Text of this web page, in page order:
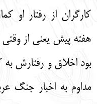
کارگران از رفتار او
هفته پیش یعنی از
بود اخلاق و رفتارش
مداوم به اخبار جنگ